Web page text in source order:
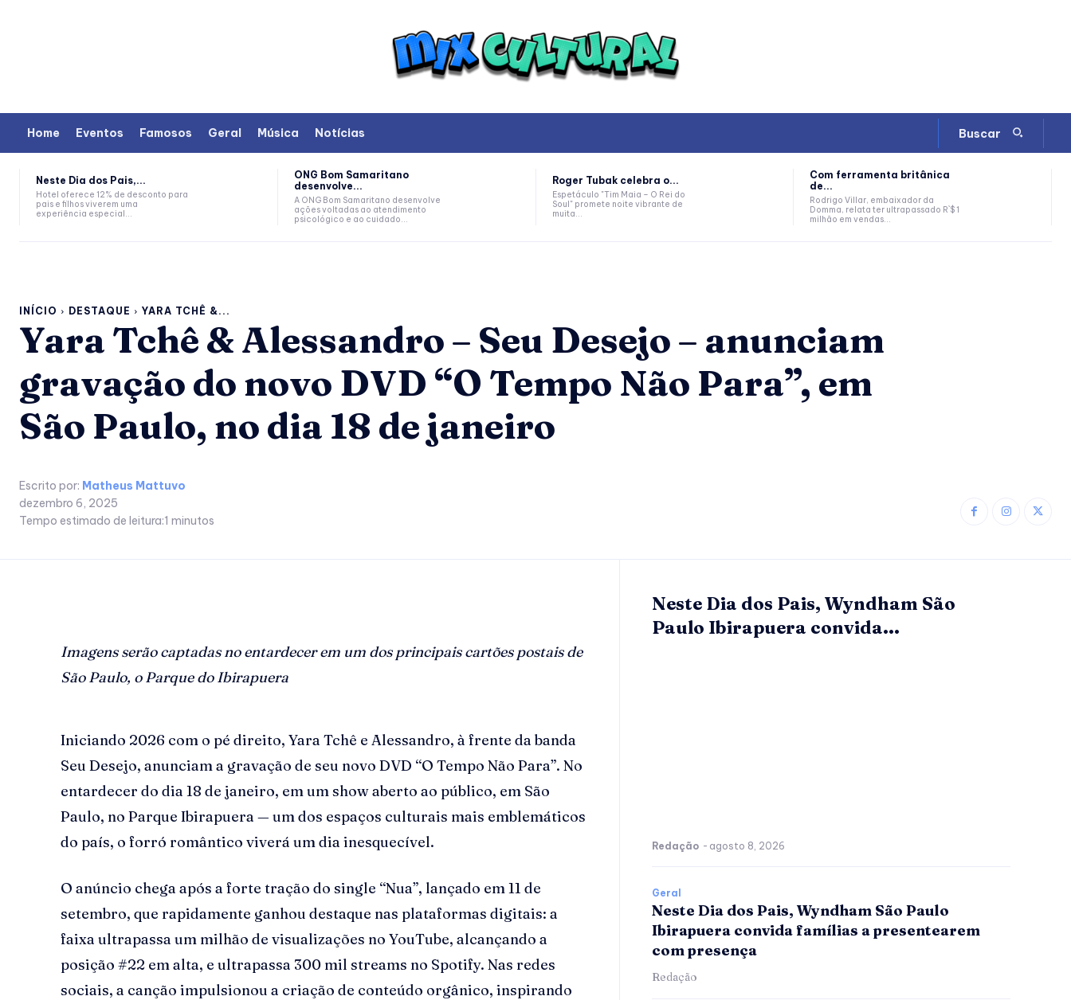
Home Eventos Famosos Geral Música Notícias Buscar
Neste Dia dos Pais,...
Hotel oferece 12% de desconto para
pais e filhos viverem uma
experiência especial...
ONG Bom Samaritano
desenvolve...
A ONG Bom Samaritano desenvolve
ações voltadas ao atendimento
psicológico e ao cuidado...
Roger Tubak celebra o...
Espetáculo "Tim Maia – O Rei do
Soul" promete noite vibrante de
muita...
Com ferramenta britânica
de...
Rodrigo Villar, embaixador da
Domma, relata ter ultrapassado R`$ 1
milhão em vendas...
INÍCIO DESTAQUE YARA TCHÊ &...
Yara Tchê & Alessandro – Seu Desejo – anunciam
gravação do novo DVD “O Tempo Não Para”, em
São Paulo, no dia 18 de janeiro
Escrito por: Matheus Mattuvo
dezembro 6, 2025
Tempo estimado de leitura:1 minutos
Imagens serão captadas no entardecer em um dos principais cartões postais de
São Paulo, o Parque do Ibirapuera
Iniciando 2026 com o pé direito, Yara Tchê e Alessandro, à frente da banda
Seu Desejo, anunciam a gravação de seu novo DVD “O Tempo Não Para”. No
entardecer do dia 18 de janeiro, em um show aberto ao público, em São
Paulo, no Parque Ibirapuera — um dos espaços culturais mais emblemáticos
do país, o forró romântico viverá um dia inesquecível.
O anúncio chega após a forte tração do single “Nua”, lançado em 11 de
setembro, que rapidamente ganhou destaque nas plataformas digitais: a
faixa ultrapassa um milhão de visualizações no YouTube, alcançando a
posição #22 em alta, e ultrapassa 300 mil streams no Spotify. Nas redes
sociais, a canção impulsionou a criação de conteúdo orgânico, inspirando
Neste Dia dos Pais, Wyndham São
Paulo Ibirapuera convida...
Redação - agosto 8, 2026
Geral
Neste Dia dos Pais, Wyndham São Paulo
Ibirapuera convida famílias a presentearem
com presença
Redação